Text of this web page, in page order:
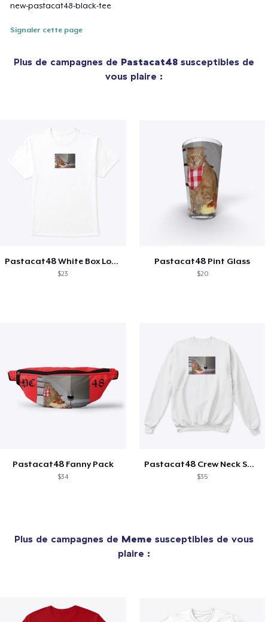
new-pastacat48-black-tee
Signaler cette page
Plus de campagnes de Pastacat48 susceptibles de
vous plaire :
Pastacat48 White Box Logo Tee
$23
Pastacat48 Pint Glass
$20
Pastacat48 Fanny Pack
$34
Pastacat48 Crew Neck Sweater
$35
Plus de campagnes de Meme susceptibles de vous
plaire :